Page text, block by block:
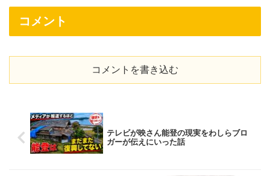
コメント
コメントを書き込む
テレビが映さん能登の現実をわしらブロ
ガーが伝えにいった話